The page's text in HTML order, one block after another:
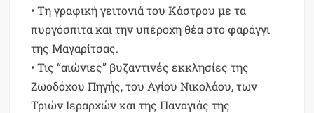
• Τη γραφική γειτονιά του Κάστρου με τα
πυργόσπιτα και την υπέροχη θέα στο φαράγγι
της Μαγαρίτσας.
• Τις “αιώνιες” βυζαντινές εκκλησίες της
Ζωοδόχου Πηγής, του Αγίου Νικολάου, των
Τριών Ιεραρχών και της Παναγιάς της